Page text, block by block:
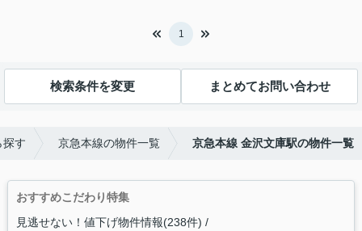
1
検索条件を変更 まとめてお問い合わせ
探す 京急本線の物件一覧 京急本線 金沢文庫駅の物件一覧
おすすめこだわり特集
見逃せない！値下げ物件情報(238件)